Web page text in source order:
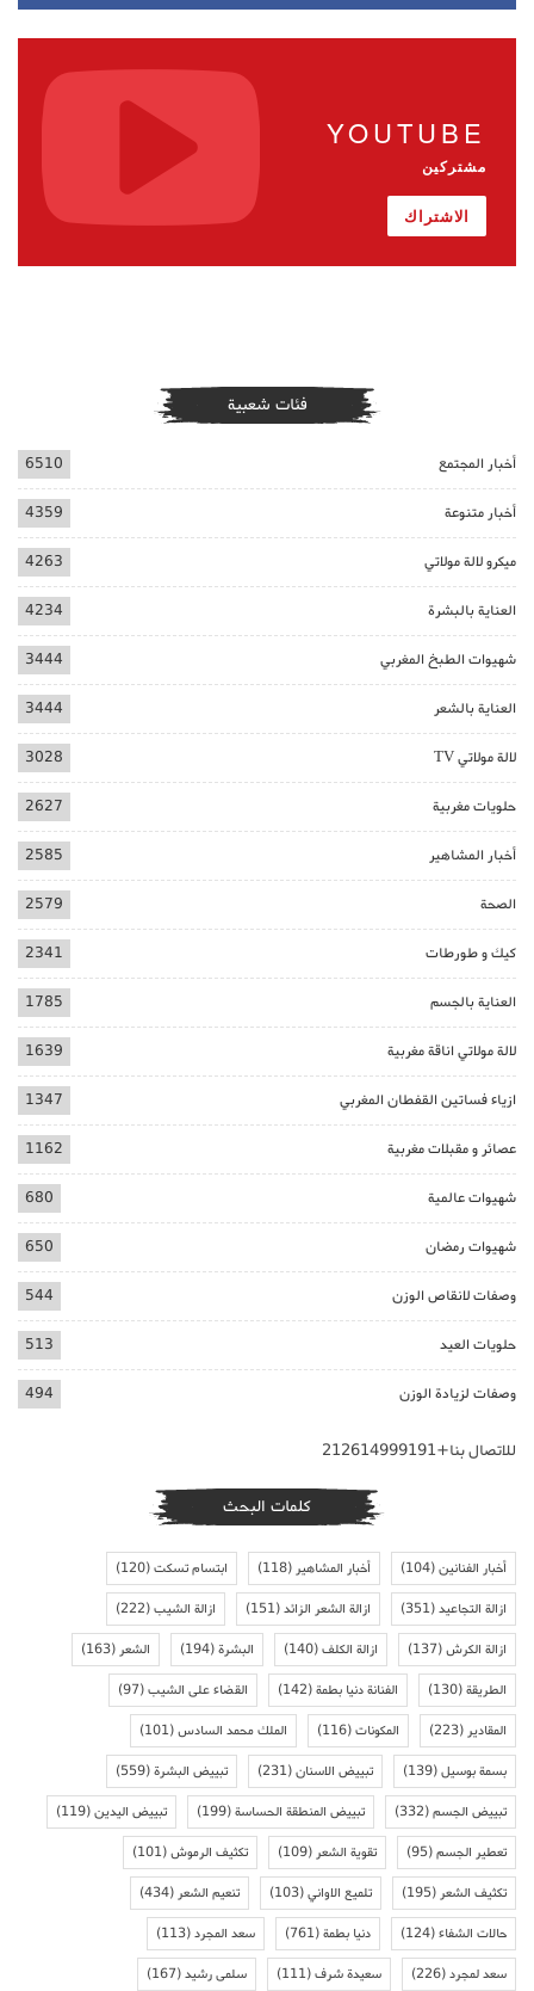
YOUTUBE
مشتركين
الاشتراك
فئات شعبية
أخبار المجتمع 6510
أخبار متنوعة 4359
ميكرو لالة مولاتي 4263
العناية بالبشرة 4234
شهيوات الطبخ المغربي 3444
العناية بالشعر 3444
لالة مولاتي TV 3028
حلويات مغربية 2627
أخبار المشاهير 2585
الصحة 2579
كيك و طورطات 2341
العناية بالجسم 1785
لالة مولاتي اناقة مغربية 1639
ازياء فساتين القفطان المغربي 1347
عصائر و مقبلات مغربية 1162
شهيوات عالمية 680
شهيوات رمضان 650
وصفات لانقاص الوزن 544
حلويات العيد 513
وصفات لزيادة الوزن 494
للاتصال بنا+212614999191
كلمات البحث
أخبار الفنانين(104) أخبار المشاهير(118) ابتسام تسكت(120)
ازالة التجاعيد(351) ازالة الشعر الزائد(151) ازالة الشيب(222)
ازالة الكرش(137) ازالة الكلف(140) البشرة(194) الشعر(163)
الطريقة(130) الفنانة دنيا بطمة(142) القضاء على الشيب(97)
المقادير(223) المكونات(116) الملك محمد السادس(101)
بسمة بوسيل(139) تبييض الاسنان(231) تبييض البشرة(559)
تبييض الجسم(332) تبييض المنطقة الحساسة(199) تبييض اليدين(119)
تعطير الجسم(95) تقوية الشعر(109) تكثيف الرموش(101)
تكثيف الشعر(195) تلميع الاواني(103) تنعيم الشعر(434)
حالات الشفاء(124) دنيا بطمة(761) سعد المجرد(113)
سعد لمجرد(226) سعيدة شرف(111) سلمى رشيد(167)